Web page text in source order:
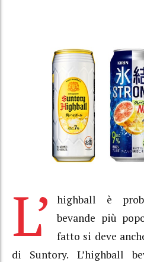
L’
highball è
bevande più
fatto si deve
di Suntory. L’highball